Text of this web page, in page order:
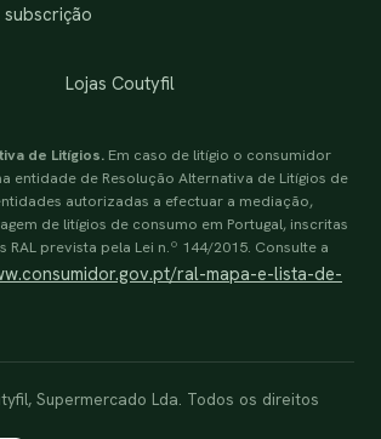
Lojas Coutyfil
de Litígios. Em caso de litígio o consumidor
entidade de Resolução Alternativa de Litígios de
autorizadas a efectuar a mediação,
de litígios de consumo em Portugal, inscritas
RAL prevista pela Lei n.º 144/2015. Consulte a
ral-mapa-e-lista-de-
Supermercado Lda. Todos os direitos